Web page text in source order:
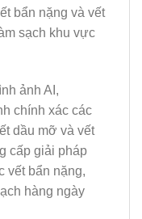
bẩn nặng và vết
sạch khu vực
ảnh AI,
chính xác các
dầu mỡ và vết
cấp giải pháp
vết bẩn nặng,
hàng ngày